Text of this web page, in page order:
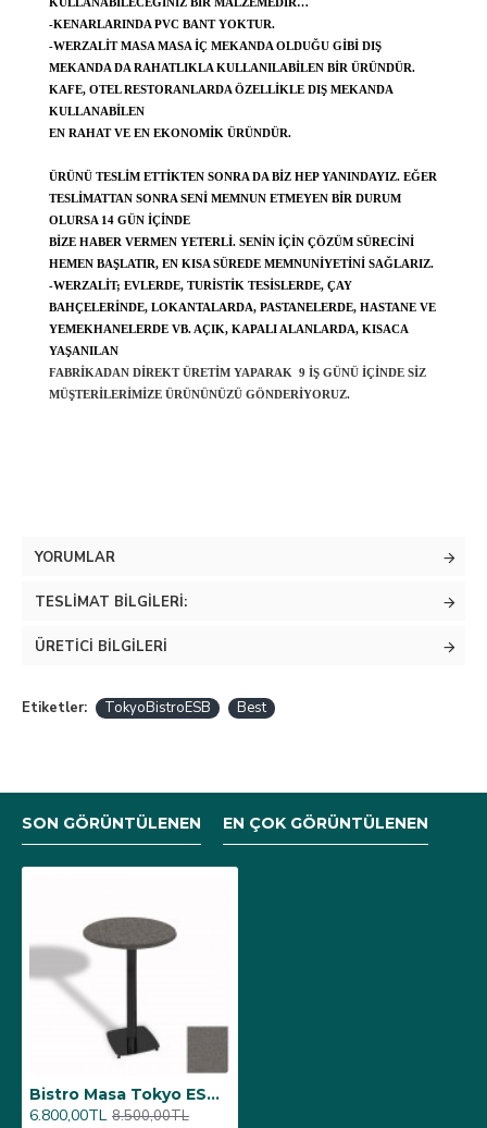
KULLANABILECEĞINIZ BIR MALZEMEDIR…
-KENARLARINDA PVC BANT YOKTUR.
-WERZALIT MASA MASA IÇ MEKANDA OLDUĞU GIBI DIŞ
MEKANDA DA RAHATLIKLA KULLANILABILEN BIR ÜRÜNDÜR.
KAFE, OTEL RESTORANLARDA ÖZELLIKLE DIŞ MEKANDA
KULLANABILEN
EN RAHAT VE EN EKONOMIK ÜRÜNDÜR.
ÜRÜNÜ TESLIM ETTIKTEN SONRA DA BIZ HEP YANINDAYIZ. EĞER
TESLIMATTAN SONRA SENI MEMNUN ETMEYEN BIR DURUM
OLURSA 14 GÜN IÇINDE
BIZE HABER VERMEN YETERLI. SENIN IÇIN ÇÖZÜM SÜRECINI
HEMEN BAŞLATIR, EN KISA SÜREDE MEMNUNIYETINI SAĞLARIZ.
-WERZALIT; EVLERDE, TURISTIK TESISLERDE, ÇAY
BAHÇELERINDE, LOKANTALARDA, PASTANELERDE, HASTANE VE
YEMEKHANELERDE VB. AÇIK, KAPALI ALANLARDA, KISACA
YAŞANILAN
FABRIKADAN DIREKT ÜRETIM YAPARAK 9 IŞ GÜNÜ IÇINDE SIZ
MÜŞTERILERIMIZE ÜRÜNÜNÜZÜ GÖNDERIYORUZ.
YORUMLAR
TESLIMAT BILGILERI:
ÜRETICI BILGILERI
Etiketler: TokyoBistroESB Best
SON GÖRÜNTÜLENEN EN ÇOK GÖRÜNTÜLENEN
Bistro Masa Tokyo ESB - (Werzalit, Wermodin ve Allzalit Tabla 60 cm çap) - Twister
6.800,00TL 8.500,00TL